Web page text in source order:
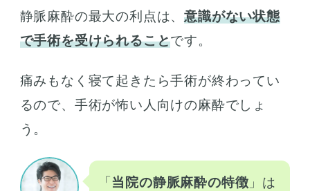
静脈麻酔の最大の利点は、意識がない状態
で手術を受けられることです。
痛みもなく寝て起きたら手術が終わってい
るので、手術が怖い人向けの麻酔でしょ
う。
「 当院の静脈麻酔の特徴 」は